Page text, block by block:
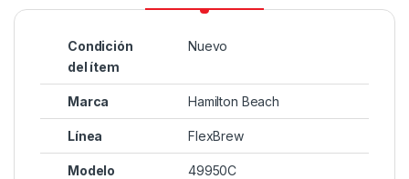
Condición
del ítem
Nuevo
Marca Hamilton Beach
Línea FlexBrew
Modelo 49950C